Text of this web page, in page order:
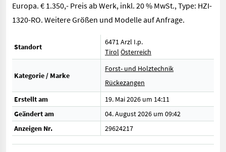
Europa. € 1.350,- Preis ab Werk, inkl. 20 % MwSt., Type: HZI-
1320-RO. Weitere Größen und Modelle auf Anfrage.
Standort
6471 Arzl I.p.
Tirol Österreich
Kategorie / Marke
Forst- und Holztechnik
Rückezangen
Erstellt am
19. Mai 2026 um 14:11
Geändert am
04. August 2026 um 09:42
Anzeigen Nr.
29624217